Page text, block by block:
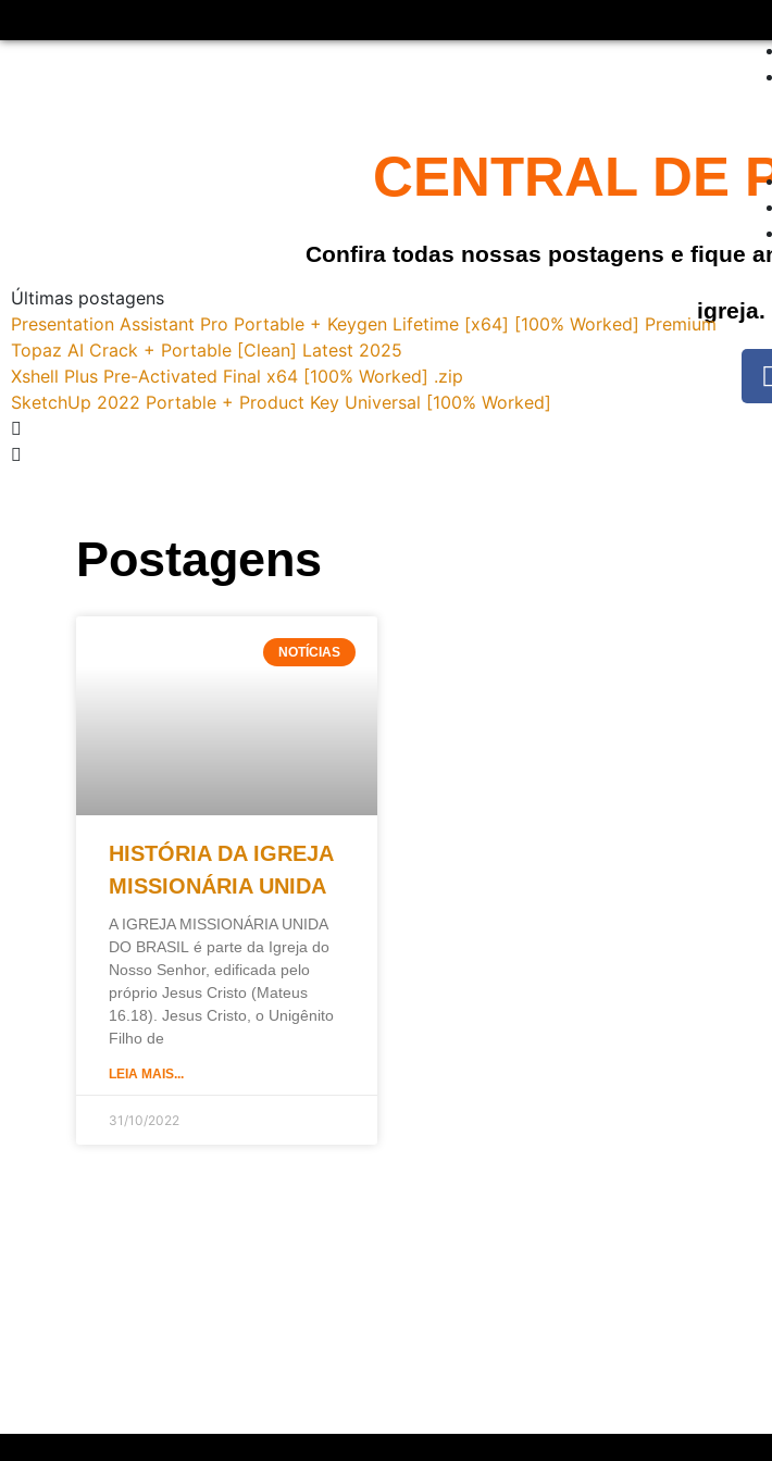
Últimas postagens
Presentation Assistant Pro Portable + Keygen Lifetime [x64] [100% Worked] Premium
Topaz AI Crack + Portable [Clean] Latest 2025
Xshell Plus Pre-Activated Final x64 [100% Worked] .zip
SketchUp 2022 Portable + Product Key Universal [100% Worked]
CENTRAL DE
Confira todas nossas postagens e fique
igreja.
Postagens
NOTÍCIAS
HISTÓRIA DA IGREJA
MISSIONÁRIA UNIDA
A IGREJA MISSIONÁRIA UNIDA
DO BRASIL é parte da Igreja do
Nosso Senhor, edificada pelo
próprio Jesus Cristo (Mateus
16.18). Jesus Cristo, o Unigênito
Filho de
LEIA MAIS...
31/10/2022